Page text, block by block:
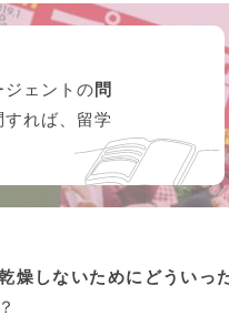
ェントの問
れば、留学
乾燥しないためにどういっ